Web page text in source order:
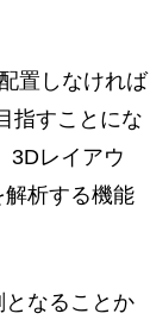
置しなければ
指すことにな
3Dレイアウ
解析する機能
なることか